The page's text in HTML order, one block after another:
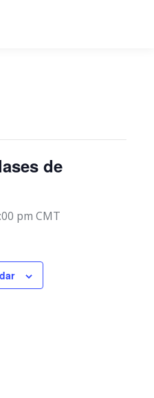
de
pm CMT